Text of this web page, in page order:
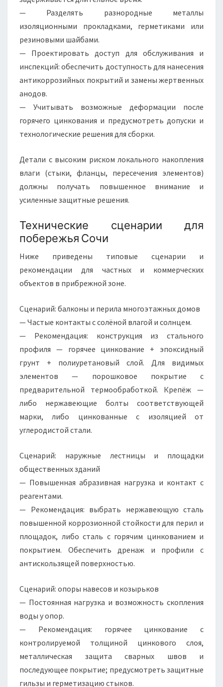
— Разделять разнородные металлы
изоляционными прокладками, герметиками или
резиновыми шайбами.
— Проектировать доступ для обслуживания и
инспекций: обеспечить доступность для нанесения
антикоррозийных покрытий и замены жертвенных
анодов.
— Учитывать возможные деформации после
горячего цинкования и предусмотреть допуски и
технологические решения для сборки.
Детали с высоким риском локального накопления
влаги (стыки, фланцы, пересечения элементов)
должны получать повышенное внимание и
усиленные защитные решения.
Технические сценарии для
побережья Сочи
Ниже приведены типовые сценарии и
рекомендации для частных и коммерческих
объектов в прибрежной зоне.
Сценарий: балконы и перила многоэтажных домов
— Частые контакты с солёной влагой и солнцем.
— Рекомендация: конструкция из стального
профиля — горячее цинкование + эпоксидный
грунт + полиуретановый слой. Для видимых
элементов — порошковое покрытие с
предварительной термообработкой. Крепёж —
либо нержавеющие болты соответствующей
марки, либо цинкованные с изоляцией от
углеродистой стали.
Сценарий: наружные лестницы и площадки
общественных зданий
— Повышенная абразивная нагрузка и контакт с
реагентами.
— Рекомендация: выбрать нержавеющую сталь
повышенной коррозионной стойкости для перил и
площадок, либо сталь с горячим цинкованием и
покрытием. Обеспечить дренаж и профили с
антискользящей поверхностью.
Сценарий: опоры навесов и козырьков
— Постоянная нагрузка и возможность скопления
воды у опор.
— Рекомендация: горячее цинкование с
контролируемой толщиной цинкового слоя,
металлическая защита сварных швов и
последующее покрытие; предусмотреть защитные
гильзы и герметизацию стыков.